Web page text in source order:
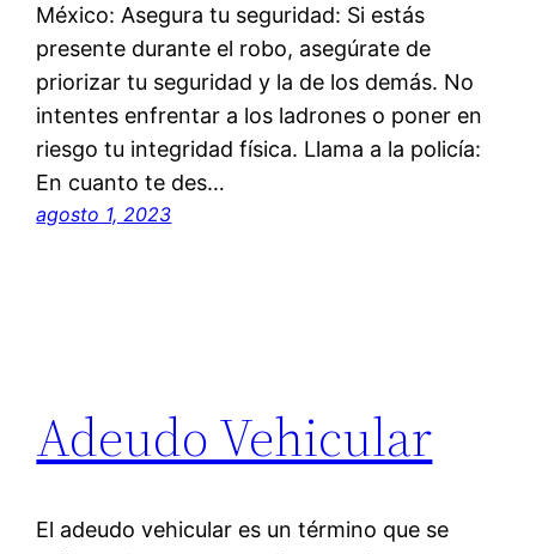
México: Asegura tu seguridad: Si estás
presente durante el robo, asegúrate de
priorizar tu seguridad y la de los demás. No
intentes enfrentar a los ladrones o poner en
riesgo tu integridad física. Llama a la policía:
En cuanto te des…
agosto 1, 2023
Adeudo Vehicular
El adeudo vehicular es un término que se